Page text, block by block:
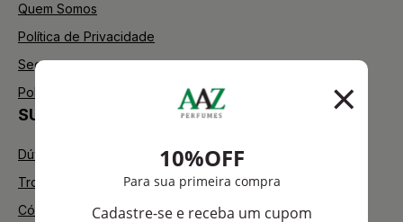
Quem Somos
Política de Privacidade
Segurança
Política de Troca
SUPORTE
Dúvidas Frequentes
Trocas e Devoluções
Código de defesa do consumidor